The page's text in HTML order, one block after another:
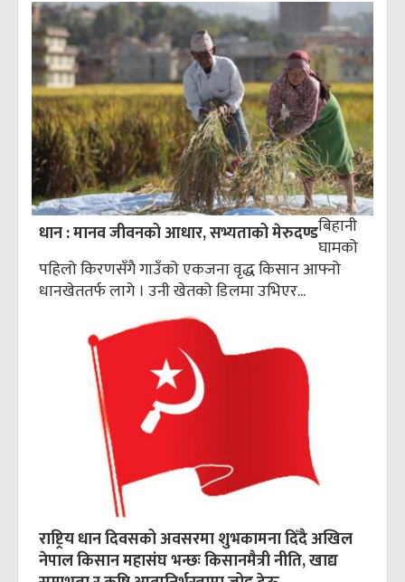
धान : मानव जीवनको आधार, सभ्यताको मेरुदण्डबिहानी
घामको
पहिलो किरणसँगै गाउँको एकजना वृद्ध किसान आफ्नो
धानखेततर्फ लागे । उनी खेतको डिलमा उभिएर...
राष्ट्रिय धान दिवसको अवसरमा शुभकामना दिँदै अखिल
नेपाल किसान महासंघ भन्छः किसानमैत्री नीति, खाद्य